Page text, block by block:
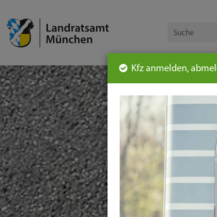
Kfz anmelden,